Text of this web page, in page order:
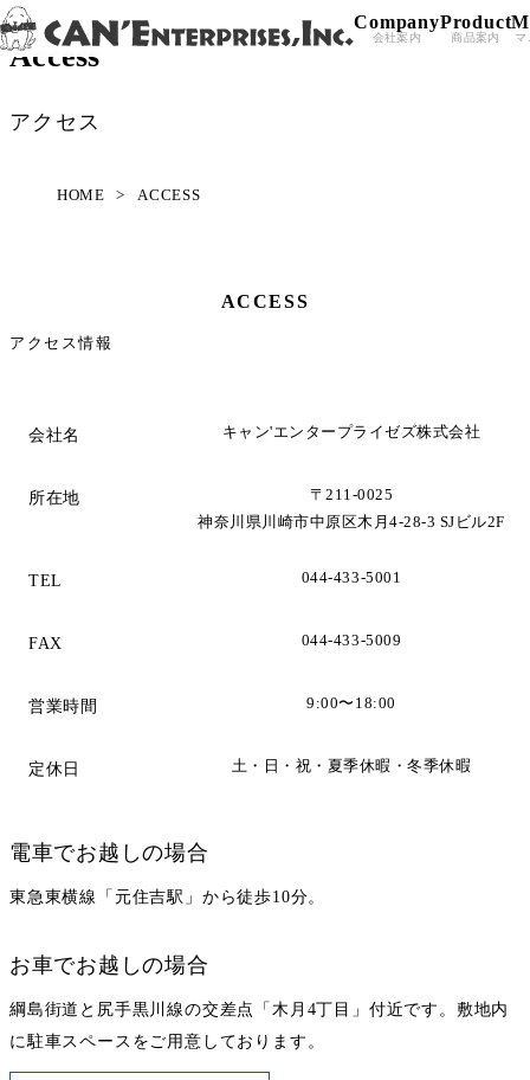
Skip to content Company
会社案内
Product
商品案内 マ
Access
アクセス
HOME > ACCESS
ACCESS
アクセス情報
会社名 キャン'エンタープライゼズ株式会社
所在地
〒211-0025
神奈川県川崎市中原区木月4-28-3 SJビル2F
TEL 044-433-5001
FAX 044-433-5009
営業時間 9:00〜18:00
定休日 土・日・祝・夏季休暇・冬季休暇
電車でお越しの場合
東急東横線「元住吉駅」から徒歩10分。
お車でお越しの場合
綱島街道と尻手黒川線の交差点「木月4丁目」付近です。敷地内
に駐車スペースをご用意しております。